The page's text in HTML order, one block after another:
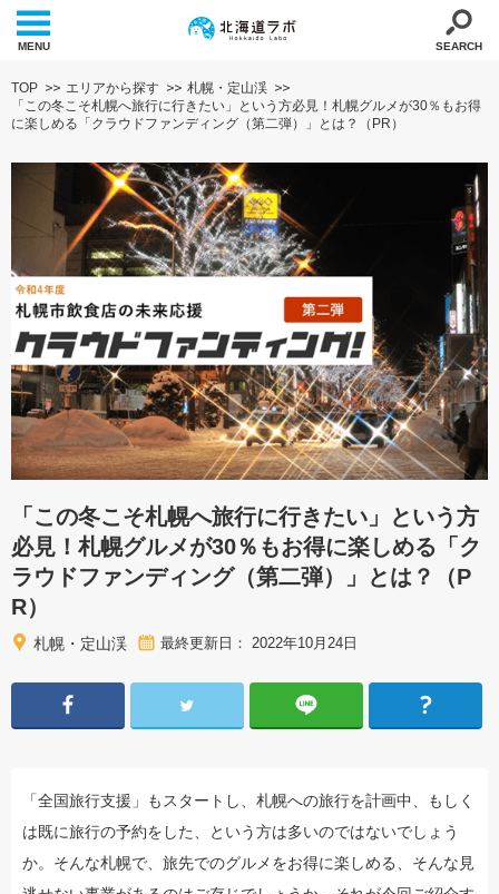
MENU SEARCH
TOP エリアから探す
札幌・定山渓
「この冬こそ札幌へ旅行に行きたい」という方必見！札幌グルメが30％もお得
に楽しめる「クラウドファンディング（第二弾）」とは？（PR）
「この冬こそ札幌へ旅行に行きたい」という方
必見！札幌グルメが30％もお得に楽しめる「ク
ラウドファンディング（第二弾）」とは？（P
R）
札幌・定山渓 最終更新日： 2022年10月24日
「全国旅行支援」もスタートし、札幌への旅行を計画中、もしく
は既に旅行の予約をした、という方は多いのではないでしょう
か。そんな札幌で、旅先でのグルメをお得に楽しめる、そんな見